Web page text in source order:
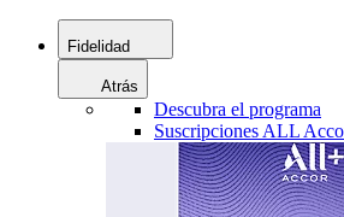
Fidelidad
Atrás
Descubra el programa
Suscripciones ALL